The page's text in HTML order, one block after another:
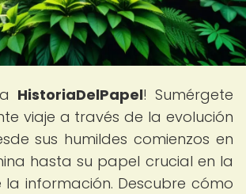
HistoriaDelPapel! Sumérgete
viaje a través de la evolución
sus humildes comienzos en
hasta su papel crucial en la
la información. Descubre cómo